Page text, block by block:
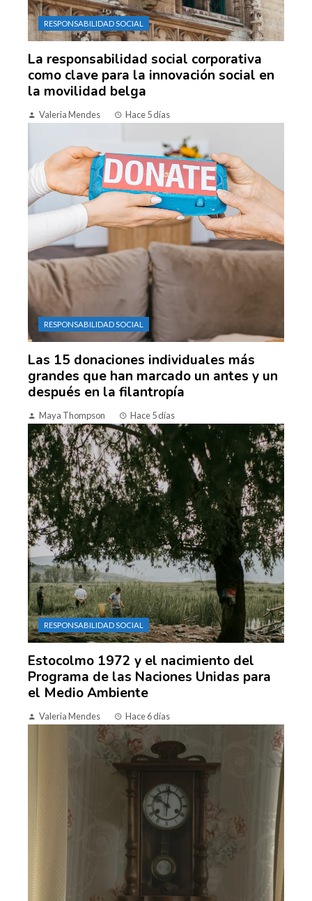
RESPONSABILIDAD SOCIAL
La responsabilidad social corporativa
como clave para la innovación social en
la movilidad belga
Valeria Mendes Hace 5 días
RESPONSABILIDAD SOCIAL
Las 15 donaciones individuales más
grandes que han marcado un antes y un
después en la filantropía
Maya Thompson Hace 5 días
RESPONSABILIDAD SOCIAL
Estocolmo 1972 y el nacimiento del
Programa de las Naciones Unidas para
el Medio Ambiente
Valeria Mendes Hace 6 días